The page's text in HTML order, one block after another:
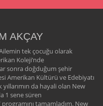
AKÇAY
tek çocuğu olarak
Koleji’nde
sonra doğduğum şehir
Amerikan Kültürü ve Edebiyatı
da hayali olan New
1 sene süren
tamamladım. New